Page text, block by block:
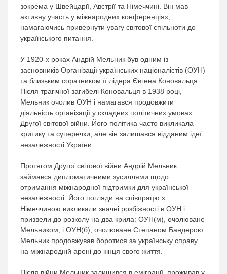
зокрема у Швейцарії, Австрії та Німеччині. Він мав
активну участь у міжнародних конференціях,
намагаючись привернути увагу світової спільноти до
українського питання.
У 1920-х роках Андрій Мельник був одним із
засновників Організації українських націоналістів (ОУН)
та близьким соратником її лідера Євгена Коновальця.
Після трагічної загибелі Коновальця в 1938 році,
Мельник очолив ОУН і намагався продовжити
діяльність організації у складних політичних умовах
Другої світової війни. Його політика часто викликала
критику та суперечки, але він залишався відданим ідеї
незалежності України.
Протягом Другої світової війни Андрій Мельник
займався дипломатичними зусиллями щодо
отримання міжнародної підтримки для української
незалежності. Його погляди на співпрацю з
Німеччиною викликали значні розбіжності в ОУН і
призвели до розколу на два крила: ОУН(м), очолюване
Мельником, і ОУН(б), очолюване Степаном Бандерою.
Мельник продовжував боротися за українську справу
на міжнародній арені до кінця свого життя.